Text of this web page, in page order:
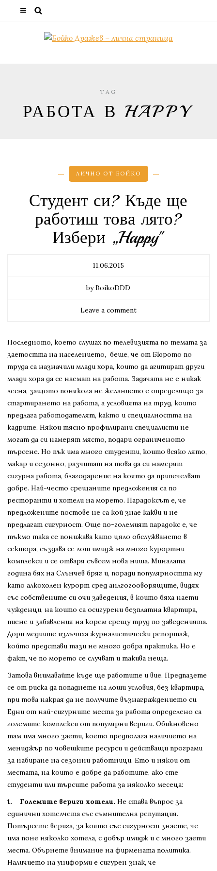
TAG
РАБОТА В HAPPY
ЛИЧНО ОТ БОЙКО
Студент си? Къде ще
работиш това лято?
Избери „Happy"
11.06.2015
by BoikoDDD
Leave a comment
Последното, което слушах по телевизията по темата за
заетостта на населението, беше, че от Бюрото по
труда са назначили млади хора, които да агитират други
млади хора да се наемат на работа. Задачата не е никак
лесна, защото понякога не желанието е определящо за
стартирането на работа, а условията на труд, които
предлага работодателят, както и специалността на
кадрите. Някои тясно профилирани специалисти не
могат да си намерят място, подари ограниченото
търсене. Но пък има много студенти, които всяко лято,
макар и сезонно, разчитат на това да си намерят
сигурна работа, благодарение на която да припечелват
добре. Най-често срещаните предложения са по
ресторанти и хотели на морето. Парадоксът е, че
предложените постове не са кой знае какви и не
предлагат сигурност. Още по-големият парадокс е, че
тъкмо така се понижава като цяло обслужването в
сектора, създава се лош имидж на много курортни
комплекси и се отваря съвсем нова ниша. Миналата
година бях на Слънчев бряг и, поради популярността му
като алкохолен курорт сред анлгогооворящите, видях
със собствените си очи заведения, в които бяха наети
чужденци, на които са осигурени безплатна квартира,
пиене и забавления на корем срещу труд по заведенията.
Дори медиите излъчиха журналистически репортаж,
който представи тази не много добра практика. Но е
факт, че по морето се случват и такива неща.
Затова внимавайте къде ще работите и вие. Предпазете
се от риска да попаднете на лоши условия, без квартира,
при това накрая да не получите възнаграждението си.
Едни от най-сигурните места за работа определено са
големите комплекси от популярни вериги. Обикновено
там има много заети, което предполага наличието на
мениджър по човешките ресурси и действащи програми
за набиране на сезонни работници. Ето и някои от
местата, на които е добре да работите, ако сте
студенти или търсите работа за няколко месеца:
1. Големите вериги хотели. Не става въпрос за
единични хотелчета със съмнителна репутация.
Потърсете верига, за която със сигурност знаете, че
има поне няколко хотела, с добър имидж и с много заети
места. Обърнете внимание на фирмената политика.
Наличието на униформи е сигурен знак, че